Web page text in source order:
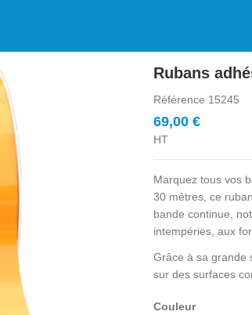
Rubans
Référence 15245
69,00 €
HT
Marquez tous vos
30 mètres, ce
bande continue,
intempéries, aux
Grâce à sa grande
sur des surfaces
Couleur